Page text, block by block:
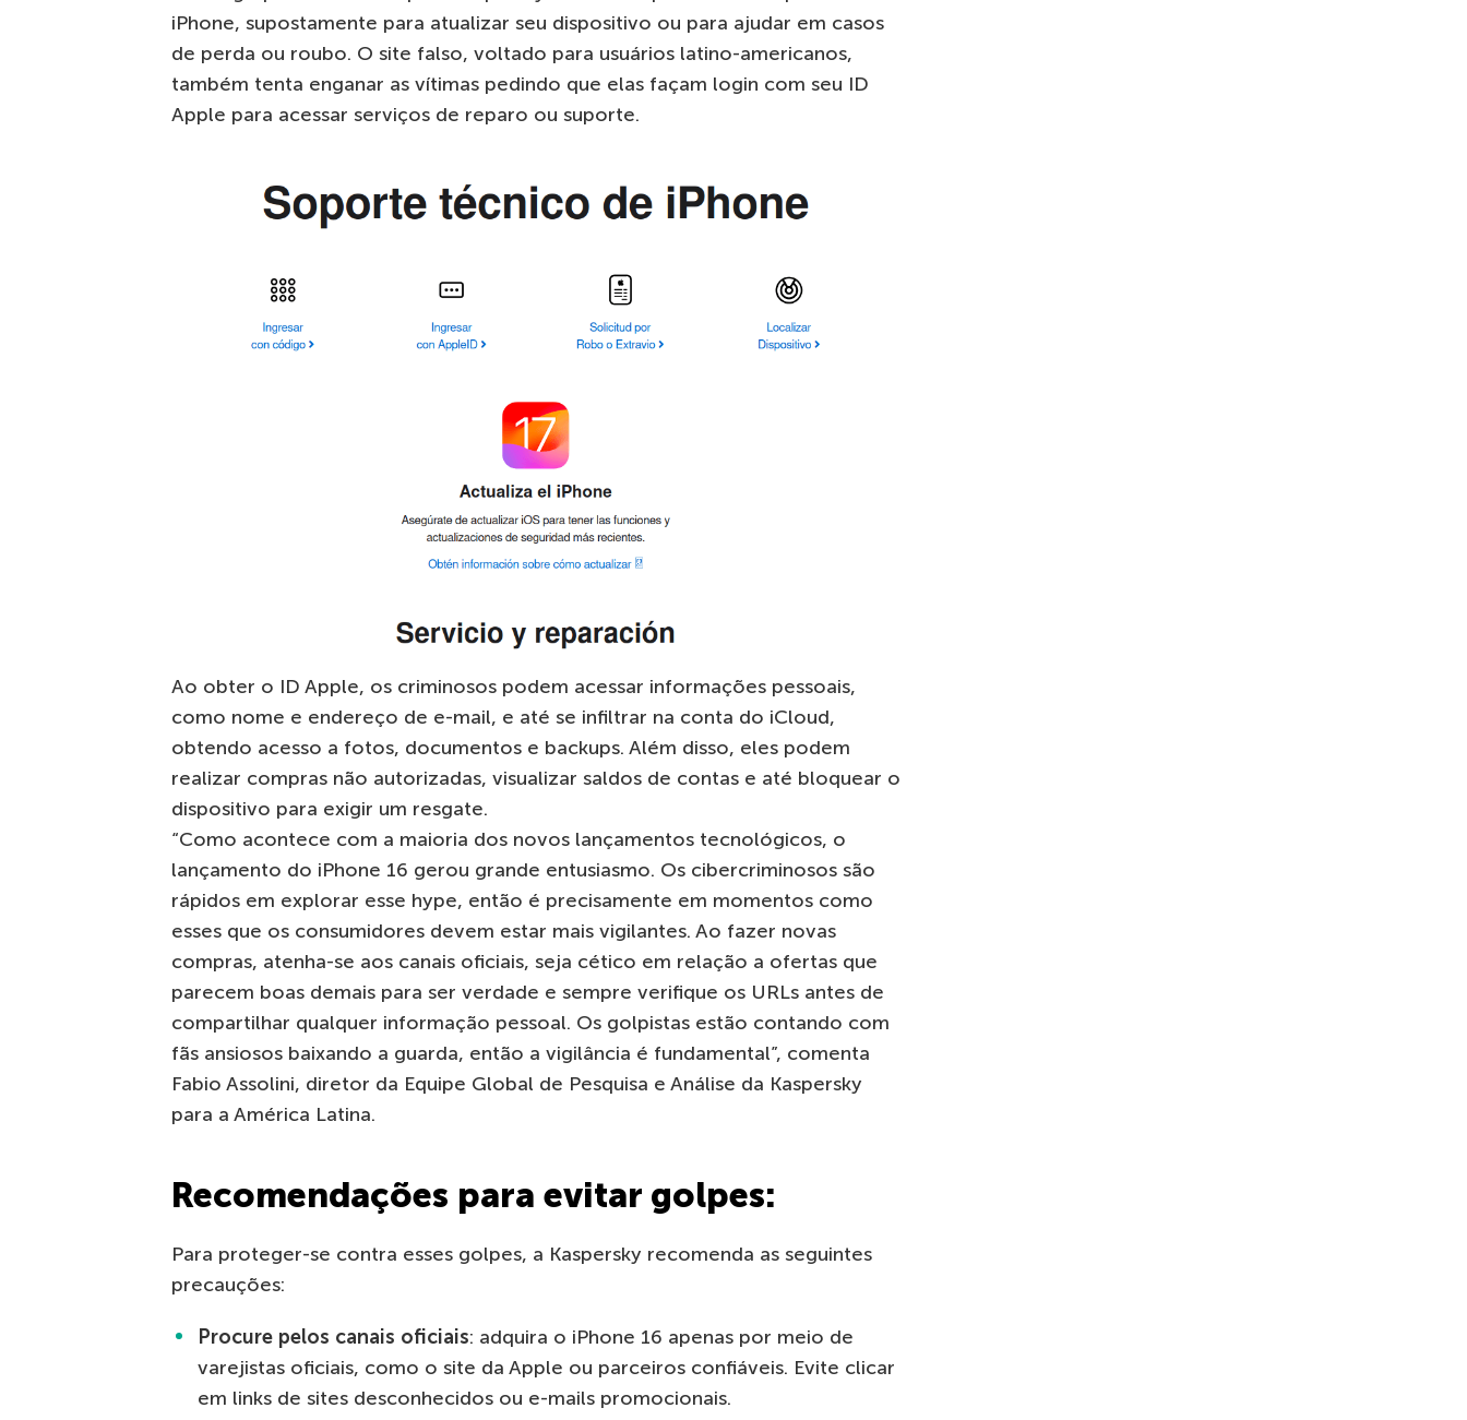
iPhone, supostamente para atualizar seu dispositivo ou para ajudar em casos
de perda ou roubo. O site falso, voltado para usuários latino-americanos,
também tenta enganar as vítimas pedindo que elas façam login com seu ID
Apple para acessar serviços de reparo ou suporte.
Ao obter o ID Apple, os criminosos podem acessar informações pessoais,
como nome e endereço de e-mail, e até se infiltrar na conta do iCloud,
obtendo acesso a fotos, documentos e backups. Além disso, eles podem
realizar compras não autorizadas, visualizar saldos de contas e até bloquear o
dispositivo para exigir um resgate.
“Como acontece com a maioria dos novos lançamentos tecnológicos, o
lançamento do iPhone 16 gerou grande entusiasmo. Os cibercriminosos são
rápidos em explorar esse hype, então é precisamente em momentos como
esses que os consumidores devem estar mais vigilantes. Ao fazer novas
compras, atenha-se aos canais oficiais, seja cético em relação a ofertas que
parecem boas demais para ser verdade e sempre verifique os URLs antes de
compartilhar qualquer informação pessoal. Os golpistas estão contando com
fãs ansiosos baixando a guarda, então a vigilância é fundamental”, comenta
Fabio Assolini, diretor da Equipe Global de Pesquisa e Análise da Kaspersky
para a América Latina.
Recomendações para evitar golpes:
Para proteger-se contra esses golpes, a Kaspersky recomenda as seguintes
precauções:
Procure pelos canais oficiais: adquira o iPhone 16 apenas por meio de
varejistas oficiais, como o site da Apple ou parceiros confiáveis. Evite clicar
em links de sites desconhecidos ou e-mails promocionais.